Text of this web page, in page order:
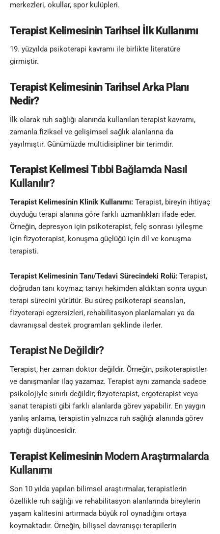
merkezleri, okullar, spor kulüpleri.
Terapist KelimesininTarihsel İlk Kullanımı
19. yüzyılda psikoterapi kavramı ile birlikte literatüre
girmiştir.
Terapist KelimesininTarihsel Arka Planı
Nedir?
İlk olarak ruh sağlığı alanında kullanılan terapist kavramı,
zamanla fiziksel ve gelişimsel sağlık alanlarına da
yayılmıştır. Günümüzde multidisipliner bir terimdir.
Terapist Kelimesi Tıbbi Bağlamda Nasıl
Kullanılır?
Terapist Kelimesinin Klinik Kullanımı: Terapist, bireyin ihtiyaç
duyduğu terapi alanına göre farklı uzmanlıkları ifade eder.
Örneğin, depresyon için psikoterapist, felç sonrası iyileşme
için fizyoterapist, konuşma güçlüğü için dil ve konuşma
terapisti.
Terapist Kelimesinin Tanı/Tedavi Sürecindeki Rolü: Terapist,
doğrudan tanı koymaz; tanıyı hekimden aldıktan sonra uygun
terapi sürecini yürütür. Bu süreç psikoterapi seansları,
fizyoterapi egzersizleri, rehabilitasyon planlamaları ya da
davranışsal destek programları şeklinde ilerler.
Terapist Ne Değildir?
Terapist, her zaman doktor değildir. Örneğin, psikoterapistler
ve danışmanlar ilaç yazamaz. Terapist aynı zamanda sadece
psikolojiyle sınırlı değildir; fizyoterapist, ergoterapist veya
sanat terapisti gibi farklı alanlarda görev yapabilir. En yaygın
yanlış anlama, terapistin yalnızca ruh sağlığı alanında görev
yaptığı düşüncesidir.
Terapist KelimesininModern Araştırmalarda
Kullanımı
Son 10 yılda yapılan bilimsel araştırmalar, terapistlerin
özellikle ruh sağlığı ve rehabilitasyon alanlarında bireylerin
yaşam kalitesini artırmada büyük rol oynadığını ortaya
koymaktadır. Örneğin, bilişsel davranışçı terapilerin